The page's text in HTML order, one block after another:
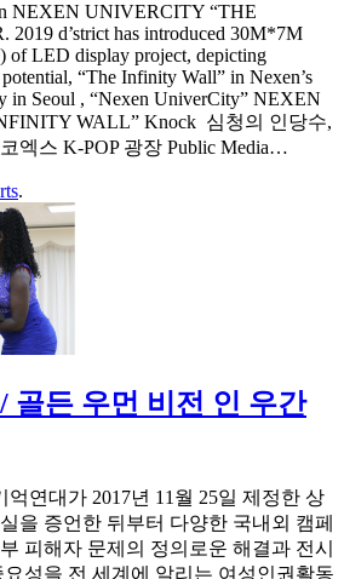
NEXEN UNIVERCITY “THE
d’strict has introduced 30M*7M
of LED display project, depicting
“The Infinity Wall” in Nexen’s
in Seoul , “Nexen UniverCity” NEXEN
WALL” Knock 심청의 인당수,
엑스 K-POP 광장 Public Media…
.
골든 우먼 비전 인 우간
연대가 2017년 11월 25일 제정한 상
을 증언한 뒤부터 다양한 국내외 캠페
피해자 문제의 정의로운 해결과 전시
성을 전 세계에 알리는 여성인권활동